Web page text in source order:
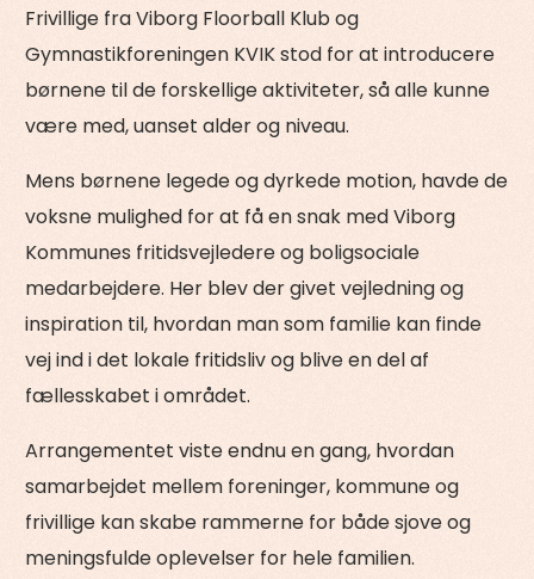
Frivillige fra Viborg Floorball Klub og
Gymnastikforeningen KVIK stod for at introducere
børnene til de forskellige aktiviteter, så alle kunne
være med, uanset alder og niveau.
Mens børnene legede og dyrkede motion, havde de
voksne mulighed for at få en snak med Viborg
Kommunes fritidsvejledere og boligsociale
medarbejdere. Her blev der givet vejledning og
inspiration til, hvordan man som familie kan finde
vej ind i det lokale fritidsliv og blive en del af
fællesskabet i området.
Arrangementet viste endnu en gang, hvordan
samarbejdet mellem foreninger, kommune og
frivillige kan skabe rammerne for både sjove og
meningsfulde oplevelser for hele familien.